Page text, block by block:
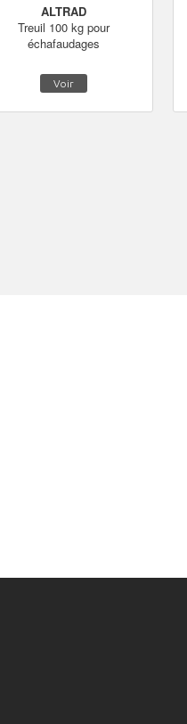
ALTRAD
Treuil 100 kg pour
échafaudages
Voir